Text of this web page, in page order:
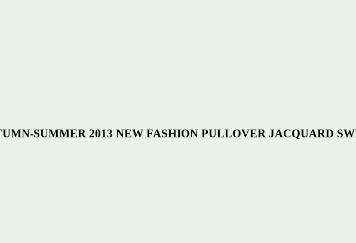
SUMMER 2013 NEW FASHION PULLOVER JACQUARD